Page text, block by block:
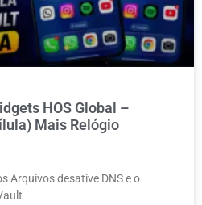
HOS Global –
Mais Relógio
Arquivos desative DNS e o